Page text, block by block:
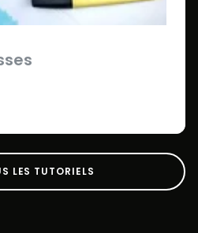
LES TUTORIELS